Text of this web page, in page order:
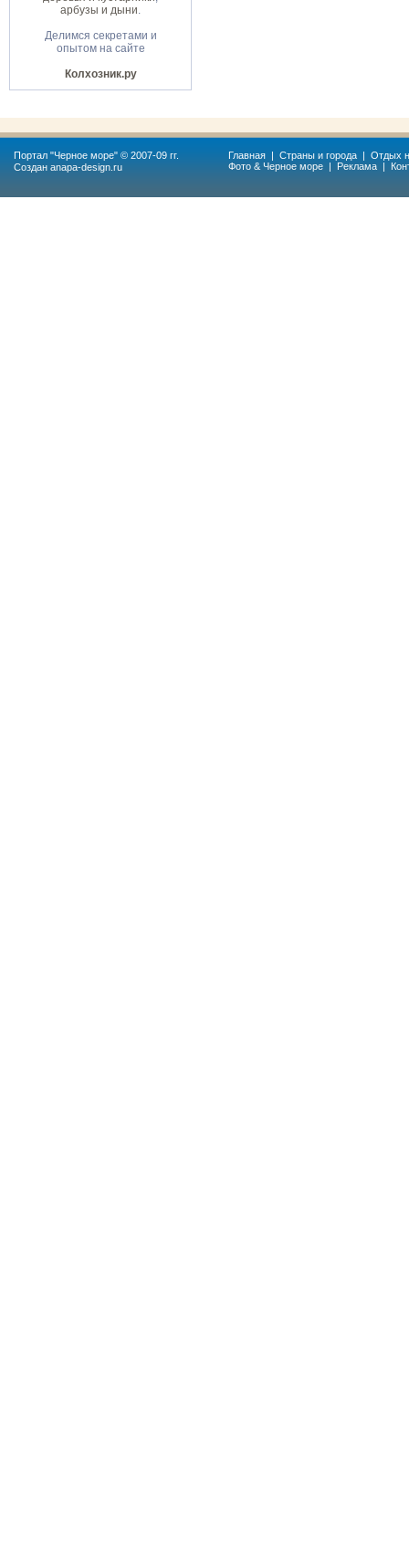
арбузы и дыни.
Делимся секретами и
опытом на сайте
Колхозник.ру
Портал "Черное море" © 2007-09 гг.
Создан anapa-design.ru
Главная | Страны и города | Отдых
Фото & Черное море | Реклама |